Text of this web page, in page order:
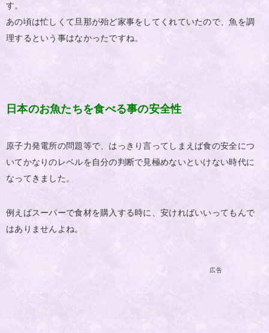
す。
あの頃は忙しくて旦那が殆ど家事をしてくれていたので、魚を調
理するという事はなかったですね。
日本のお魚たちを食べる事の安全性
原子力発電所の問題等で、はっきり言ってしまえば食の安全につ
いてかなりのレベルを自分の判断で見極めないといけない時代に
なってきました。
例えばスーパーで食材を購入する時に、安ければいいってもんで
はありませんよね。
広告